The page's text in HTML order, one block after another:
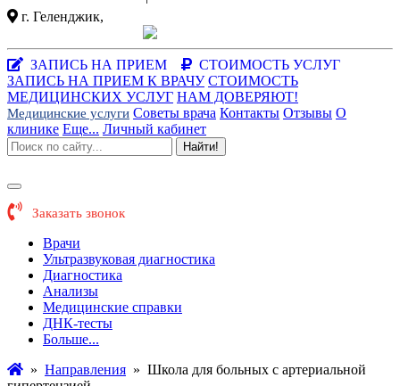
г. Геленджик,
ЗАПИСЬ НА ПРИЕМ
СТОИМОСТЬ УСЛУГ
ЗАПИСЬ НА ПРИЕМ К ВРАЧУ СТОИМОСТЬ
МЕДИЦИНСКИХ УСЛУГ НАМ ДОВЕРЯЮТ!
Медицинские услуги Советы врача Контакты Отзывы О
клинике Еще... Личный кабинет
Найти!
Заказать звонок
Врачи
Ультразвуковая диагностика
Диагностика
Анализы
Медицинские справки
ДНК-тесты
Больше...
» Направления » Школа для больных с артериальной